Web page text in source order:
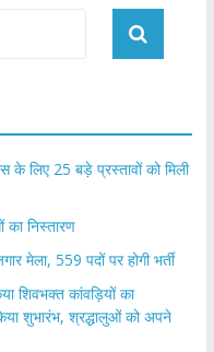
के लिए 25 बड़े प्रस्तावों को मिली
का निस्तारण
मेला, 559 पदों पर होगी भर्ती
शिवभक्त कांवड़ियों का
शुभारंभ, श्रद्धालुओं को अपने